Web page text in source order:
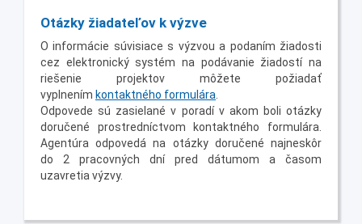
Otázky žiadateľov k výzve
O informácie súvisiace s výzvou a podaním žiadosti
cez elektronický systém na podávanie žiadostí na
riešenie projektov môžete požiadať
vyplnením kontaktného formulára
Odpovede sú zasielané v poradí v akom boli otázky
doručené prostredníctvom kontaktného formulára.
Agentúra odpovedá na otázky doručené najneskôr
do 2 pracovných dní pred dátumom a časom
uzavretia výzvy.